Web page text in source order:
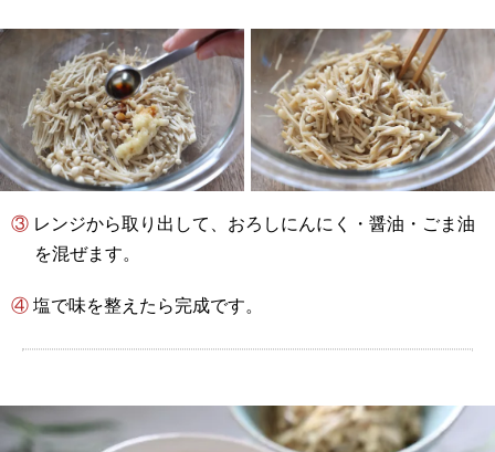
③ レンジから取り出して、おろしにんにく・醤油・ごま油
を混ぜます。
④ 塩で味を整えたら完成です。